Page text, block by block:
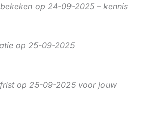
op 24-09-2025 – kennis
op 25-09-2025
op 25-09-2025 voor jouw